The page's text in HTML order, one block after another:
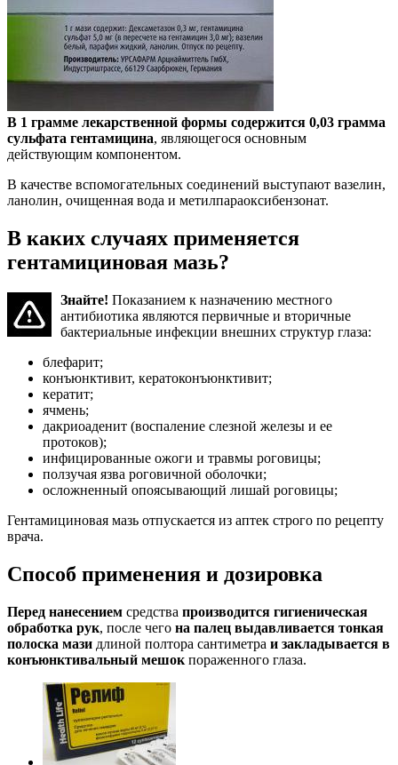
В 1 грамме лекарственной формы содержится 0,03 грамма
сульфата гентамицина, являющегося основным
действующим компонентом.
В качестве вспомогательных соединений выступают вазелин,
ланолин, очищенная вода и метилпараоксибензонат.
В каких случаях применяется
гентамициновая мазь?
Знайте! Показанием к назначению местного
антибиотика являются первичные и вторичные
бактериальные инфекции внешних структур глаза:
блефарит;
конъюнктивит, кератоконъюнктивит;
кератит;
ячмень;
дакриоаденит (воспаление слезной железы и ее
протоков);
инфицированные ожоги и травмы роговицы;
ползучая язва роговичной оболочки;
осложненный опоясывающий лишай роговицы;
Гентамициновая мазь отпускается из аптек строго по рецепту
врача.
Способ применения и дозировка
Перед нанесением средства производится гигиеническая
обработка рук, после чего на палец выдавливается тонкая
полоска мази длиной полтора сантиметра и закладывается в
конъюнктивальный мешок пораженного глаза.